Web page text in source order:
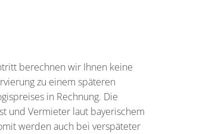
berechnen wir Ihnen keine
zu einem späteren
in Rechnung. Die
und Vermieter laut bayerischem
werden auch bei verspäteter